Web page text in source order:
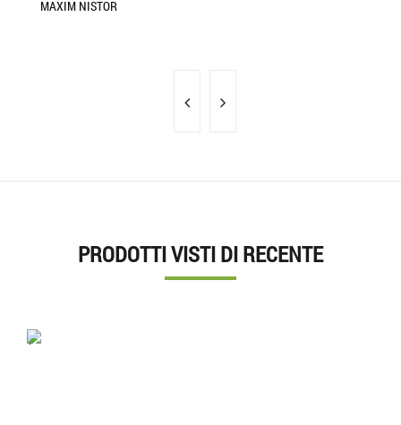
MAXIM NISTOR
PRODOTTI VISTI DI RECENTE
'.'